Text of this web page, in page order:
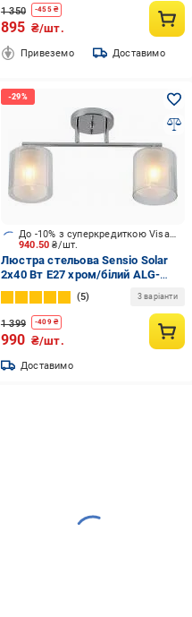
1 350 -455₴
895 ₴/шт.
Привеземо Доставимо
940.50₴/шт.
До -10% з суперкредиткою Visa Вигода
Люстра стельова Sensio Solar
2x40 Вт E27 хром/білий ALG-
07266/2
5 3 варіанти
1 399 -409₴
990 ₴/шт.
Доставимо